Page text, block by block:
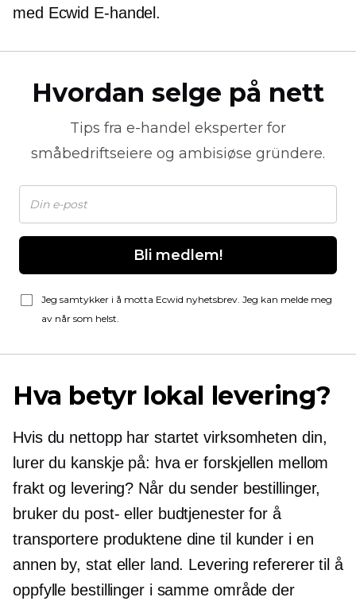
med Ecwid E-handel.
Hvordan selge på nett
Tips fra e-handel eksperter for
småbedriftseiere og ambisiøse gründere.
Bli medlem!
Jeg samtykker i å motta Ecwid nyhetsbrev. Jeg kan melde meg
av når som helst.
Hva betyr lokal levering?
Hvis du nettopp har startet virksomheten din,
lurer du kanskje på: hva er forskjellen mellom
frakt og levering? Når du sender bestillinger,
bruker du post- eller budtjenester for å
transportere produktene dine til kunder i en
annen by, stat eller land. Levering refererer til å
oppfylle bestillinger i samme område der